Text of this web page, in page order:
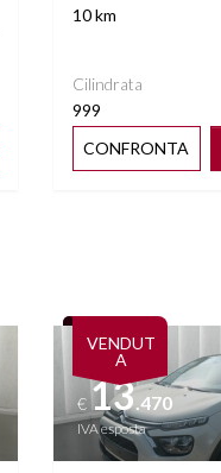
10 km
Cilindrata
999
CONFRONTA
VENDUT
A
Vedi dettagli
€13.470
IVA esposta